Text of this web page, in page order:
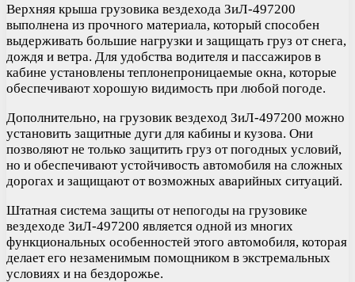
Верхняя крыша грузовика вездехода ЗиЛ-497200
выполнена из прочного материала, который способен
выдерживать большие нагрузки и защищать груз от снега,
дождя и ветра. Для удобства водителя и пассажиров в
кабине установлены теплонепроницаемые окна, которые
обеспечивают хорошую видимость при любой погоде.
Дополнительно, на грузовик вездеход ЗиЛ-497200 можно
установить защитные дуги для кабины и кузова. Они
позволяют не только защитить груз от погодных условий,
но и обеспечивают устойчивость автомобиля на сложных
дорогах и защищают от возможных аварийных ситуаций.
Штатная система защиты от непогоды на грузовике
вездеходе ЗиЛ-497200 является одной из многих
функциональных особенностей этого автомобиля, которая
делает его незаменимым помощником в экстремальных
условиях и на бездорожье.